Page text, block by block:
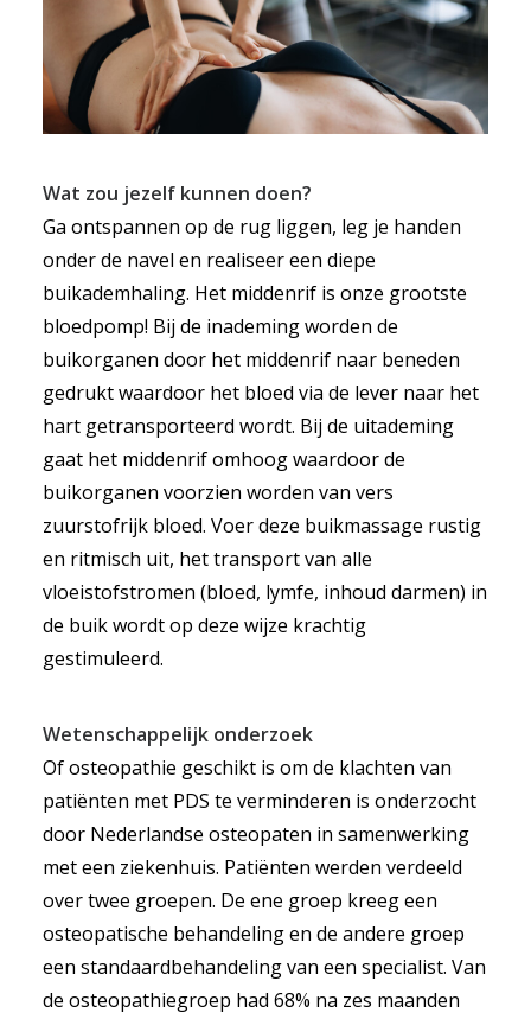
Wat zou jezelf kunnen doen?
Ga ontspannen op de rug liggen, leg je handen
onder de navel en realiseer een diepe
buikademhaling. Het middenrif is onze grootste
bloedpomp! Bij de inademing worden de
buikorganen door het middenrif naar beneden
gedrukt waardoor het bloed via de lever naar het
hart getransporteerd wordt. Bij de uitademing
gaat het middenrif omhoog waardoor de
buikorganen voorzien worden van vers
zuurstofrijk bloed. Voer deze buikmassage rustig
en ritmisch uit, het transport van alle
vloeistofstromen (bloed, lymfe, inhoud darmen) in
de buik wordt op deze wijze krachtig
gestimuleerd.
Wetenschappelijk onderzoek
Of osteopathie geschikt is om de klachten van
patiënten met PDS te verminderen is onderzocht
door Nederlandse osteopaten in samenwerking
met een ziekenhuis. Patiënten werden verdeeld
over twee groepen. De ene groep kreeg een
osteopatische behandeling en de andere groep
een standaardbehandeling van een specialist. Van
de osteopathiegroep had 68% na zes maanden